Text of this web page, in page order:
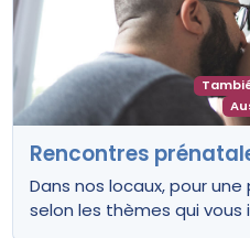
Rencontres
Dans nos locaux, pour
selon les thèmes qui vous